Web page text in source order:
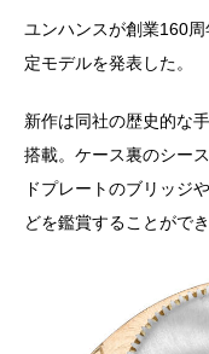
ユンハンスが創業160
定モデルを発表した。
新作は同社の歴史的な
搭載。ケース裏のシー
ドプレートのブリッジ
どを鑑賞することができ